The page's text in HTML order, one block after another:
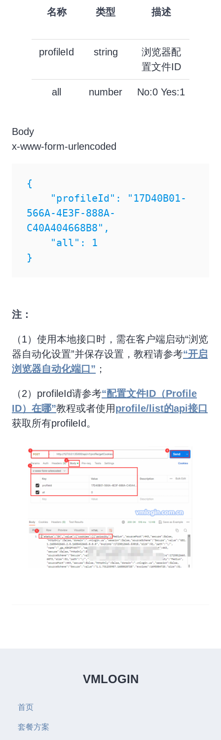
名称 类型 描述
profileId string
浏览器配
置文件ID
all number No:0 Yes:1
Body
x-www-form-urlencoded
{
566A-4E3F-888A-
C40A404668B8",
}
注：
（1）使用本地接口时，需在客户端启动“浏览
器自动化设置”并保存设置，教程请参考“开启
浏览器自动化端口” ；
（2）profileId请参考“配置文件ID（Profile
ID）在哪”教程或者使用profile/list的api接口
获取所有profileId。
VMLOGIN
首页
套餐方案